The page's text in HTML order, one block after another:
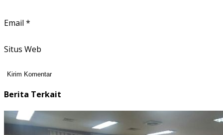
Email *
Situs Web
Berita Terkait